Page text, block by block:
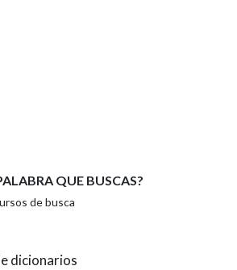
rectificación, oposición e cancelación dos
en contacto connosco.
condicións da política de
que aparece na imaxe:
QUE BUSCAS?
de busca
dicionarios